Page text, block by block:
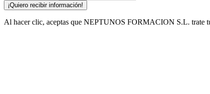
¡Quiero recibir información!
Al hacer clic, aceptas que NEPTUNOS FORMACION S.L. trate